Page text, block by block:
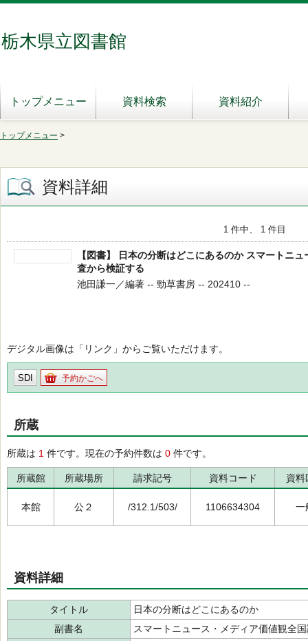
栃木県立図書館
トップメニュー 資料検索 資料紹介
トップメニュー >
資料詳細
1 件中、 1 件目
【図書】 日本の分断はどこにあるのか スマートニ
査から検証する
池田謙一／編著 -- 勁草書房 -- 202410 --
デジタル画像は「リンク」からご覧いただけます。
SDI 予約かごへ
所蔵
所蔵は 1 件です。現在の予約件数は 0 件です。
所蔵館 所蔵場所 請求記号 資料コード 資料
本館 公２ /312.1/503/ 1106634304 一
資料詳細
タイトル
日本の分断はどこにあるのか
副書名
スマートニュース・メディア価値観全